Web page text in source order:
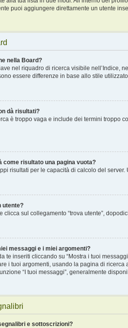
puoi aggiungere direttamente un utente
nella Board?
nel riquadro di ricerca visibile nell’Indice,
essere differenze in base allo stile
dà risultati?
è troppo vaga e include dei termini troppo
come risultato una pagina vuota?
risultati per le capacità di calcolo del
utente?
clicca sul collegamento “trova utente”,
messaggi e i miei argomenti?
te inseriti cliccando su “Mostra i tuoi
i tuoi argomenti, usando la pagina di
“I tuoi messaggi”, generalmente
e sottoscrizioni?